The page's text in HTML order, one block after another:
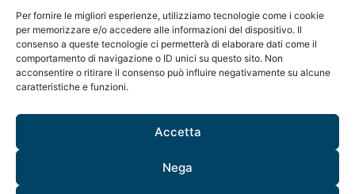
Per fornire le migliori esperienze, utilizziamo tecnologie come i cookie
per memorizzare e/o accedere alle informazioni del dispositivo. Il
consenso a queste tecnologie ci permetterà di elaborare dati come il
comportamento di navigazione o ID unici su questo sito. Non
acconsentire o ritirare il consenso può influire negativamente su alcune
caratteristiche e funzioni.
Accetta
Nega
info@mindfulvision.it
MindfulVision srl
“Società Benefit”
Via Monte Rosa 21, 20149, Milano
C.F. / P. IVA: 12706961005